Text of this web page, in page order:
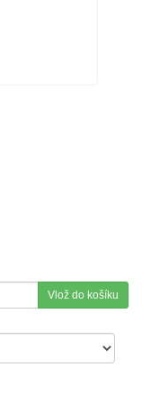
Vlož do košíku